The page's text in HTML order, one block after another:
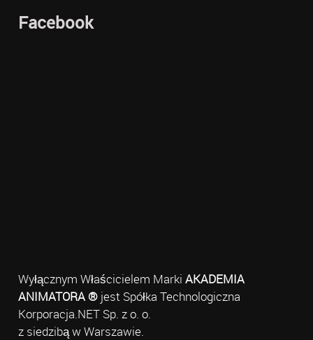
Facebook
Wyłącznym Właścicielem Marki AKADEMIA
ANIMATORA ®jest Spółka Technologiczna
Korporacja.NET Sp. z o. o.
z siedzibą w Warszawie.